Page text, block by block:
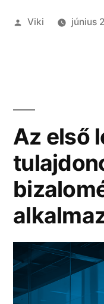
Szerző:
Viki június
Az első